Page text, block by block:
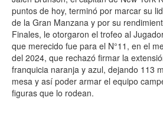
puntos de hoy, terminó por marcar su
de la Gran Manzana y por su
Finales, le otorgaron el trofeo al
que merecido fue para el N°11, en el
del 2024, que rechazó firmar la
franquicia naranja y azul, dejando 113
mesa y así poder armar el equipo
figuras que lo rodean.